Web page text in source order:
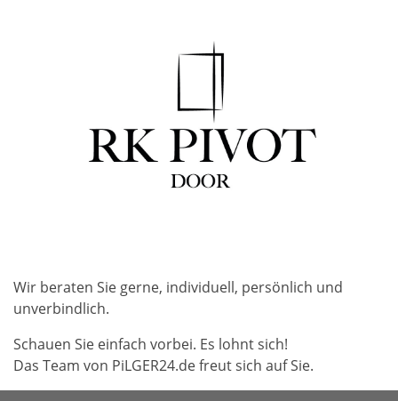
Wir beraten Sie gerne, individuell, persönlich und
unverbindlich.
Schauen Sie einfach vorbei. Es lohnt sich!
Das Team von PiLGER24.de freut sich auf Sie.